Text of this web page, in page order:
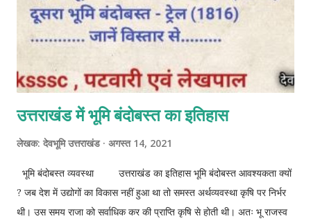
उत्तराखंड में भूमि बंदोबस्त का इतिहास
लेखक: देवभूमि उत्तराखंड अगस्त 14, 2021
भूमि बंदोबस्त व्यवस्था उत्तराखंड का इतिहास भूमि बंदोबस्त आवश्यकता क्यों
? जब देश में उद्योगों का विकास नहीं हुआ था तो समस्त अर्थव्यवस्था कृषि पर निर्भर
थी। उस समय राजा को सर्वाधिक कर की प्राप्ति कृषि से होती थी। अतः भू राजस्व